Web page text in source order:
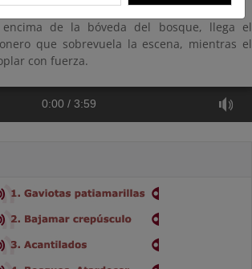
de la bóveda del bosque, llega el
que sobrevuela la escena, mientras el
con fuerza.
0:00 / 3:59